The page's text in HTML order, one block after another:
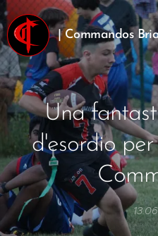
| Commandos
Una
d'esordio